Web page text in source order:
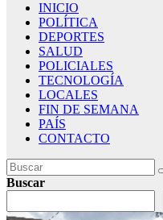
INICIO
POLÍTICA
DEPORTES
SALUD
POLICIALES
TECNOLOGÍA
LOCALES
FIN DE SEMANA
PAÍS
CONTACTO
Buscar